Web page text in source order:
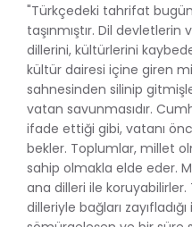
"Türkçedeki tahrifat
taşınmıştır. Dil devletlerin
dillerini, kültürlerini
kültür dairesi içine giren
sahnesinden silinip
vatan savunmasıdır.
ifade ettiği gibi, vatanı
bekler. Toplumlar, millet
sahip olmakla elde eder.
ana dilleri ile
dilleriyle bağları